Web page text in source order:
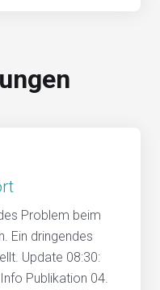
Problem beim
Ein dringendes
Update 08:30:
Publikation 04.